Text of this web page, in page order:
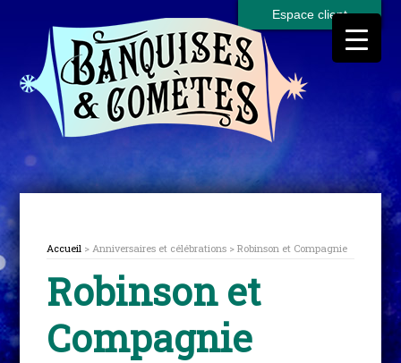
Espace client
Accueil > Anniversaires et célébrations > Robinson et Compagnie
Robinson et
Compagnie